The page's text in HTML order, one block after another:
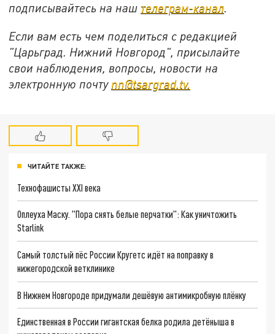
подписывайтесь на наш телеграм-канал.
Если вам есть чем поделиться с редакцией
"Царьград. Нижний Новгород", присылайте
свои наблюдения, вопросы, новости на
электронную почту nn@tsargrad.tv.
ЧИТАЙТЕ ТАКЖЕ:
Технофашисты XXI века
Оплеуха Маску. "Пора снять белые перчатки": Как уничтожить
Starlink
Самый толстый пёс России Кругетс идёт на поправку в
нижегородской ветклинике
В Нижнем Новгороде придумали дешёвую антимикробную плёнку
Единственная в России гигантская белка родила детёныша в